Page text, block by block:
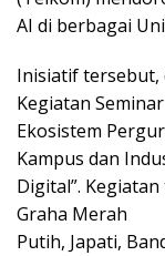
AI di berbagai
Inisiatif tersebut,
Kegiatan
Ekosistem
Kampus dan
Digital”.
Graha Merah
Putih, Japati,